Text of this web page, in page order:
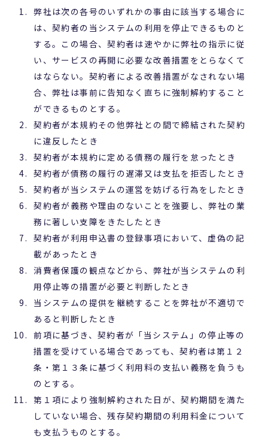
弊社は次の各号のいずれかの事由に該当する場合に
は、契約者の当システムの利用を停止できるものと
する。この場合、契約者は速やかに弊社の指示に従
い、サービスの再開に必要な改善措置をとらなくて
はならない。契約者による改善措置がなされない場
合、弊社は事前に告知なく直ちに強制解約すること
ができるものとする。
契約者が本規約その他弊社との間で締結された契約
に違反したとき
契約者が本規約に定める債務の履行を怠ったとき
契約者が債務の履行の遅滞又は支払を拒否したとき
契約者が当システムの運営を妨げる行為をしたとき
契約者が義務や理由のないことを強要し、弊社の業
務に著しい支障をきたしたとき
契約者が利用申込書の登録事項において、虚偽の記
載があったとき
消費者保護の観点などから、弊社が当システムの利
用停止等の措置が必要と判断したとき
当システムの提供を継続することを弊社が不適切で
あると判断したとき
前項に基づき、契約者が「当システム」の停止等の
措置を受けている場合であっても、契約者は第１２
条・第１３条に基づく利用料の支払い義務を負うも
のとする。
第１項により強制解約された日が、契約期間を満た
していない場合、残存契約期間の利用料金について
も支払うものとする。